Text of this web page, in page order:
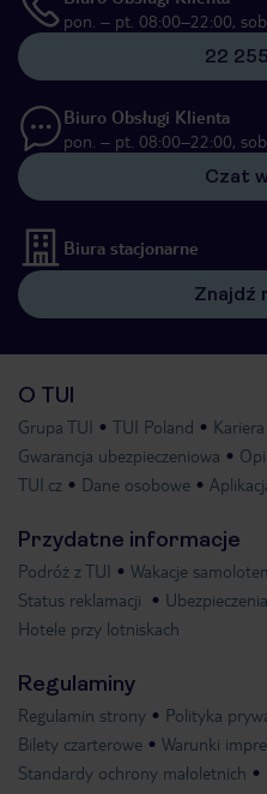
pon. – pt. 08:00–22:00,
22
Biuro Obsługi Klienta
pon. – pt. 08:00–22:00,
Czat
Biura stacjonarne
Znajdź
O TUI
Grupa TUI TUI Poland Kariera
Gwarancja ubezpieczeniowa
TUI.cz
Dane osobowe
Przydatne informacje
Podróż z TUI Wakacje
Status reklamacji
Ubezpieczenia
Hotele przy lotniskach
Regulaminy
Regulamin strony Polityka
Bilety czarterowe
Warunki
Standardy ochrony małoletnich